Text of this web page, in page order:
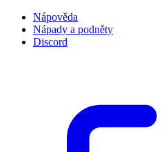
Nápověda
Nápady a podněty
Discord